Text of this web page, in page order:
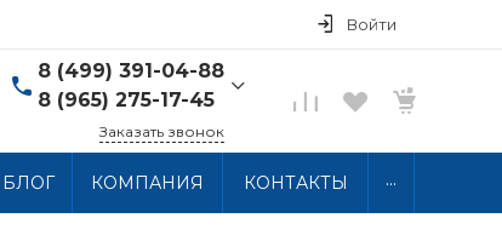
Войти
8 (499) 391-04-88
8 (965) 275-17-45
8 (499) 391-04-88
Хлобыстова 15, 2 этаж
Заказать звонок
БЛОГ КОМПАНИЯ КОНТАКТЫ ...